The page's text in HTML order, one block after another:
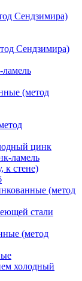
Сендзимира)
Сендзимира)
(метод
цинк
ламель
к стене)
(метод
стали
(метод
холодный